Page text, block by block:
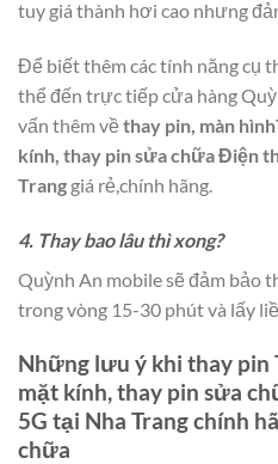
tuy giá thành hơi cao nhưng
Để biết thêm các tính năng cụ
thể đến trực tiếp cửa hàng
vấn thêm về thay pin, màn
kính, thay pin sửa chữa Điện
Trang giá rẻ,chính hãng.
4. Thay bao lâu thì xong?
Quỳnh An mobile sẽ đảm bảo
trong vòng 15-30 phút và lấy
Những lưu ý khi thay pin
mặt kính, thay pin sửa
5G tại Nha Trangchính
chữa